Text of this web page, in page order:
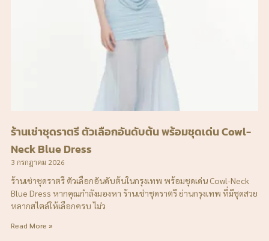
ร้านเช่าชุดราตรี ตัวเลือกอันดับต้น พร้อมชุดเด่น Cowl-
Neck Blue Dress
3 กรกฎาคม 2026
ร้านเช่าชุดราตรี ตัวเลือกอันดับต้นในกรุงเทพ พร้อมชุดเด่น Cowl-Neck
Blue Dress หากคุณกำลังมองหา ร้านเช่าชุดราตรี ย่านกรุงเทพ ที่มีชุดสวย
หลากสไตล์ให้เลือกครบ ไม่ว
Read More »